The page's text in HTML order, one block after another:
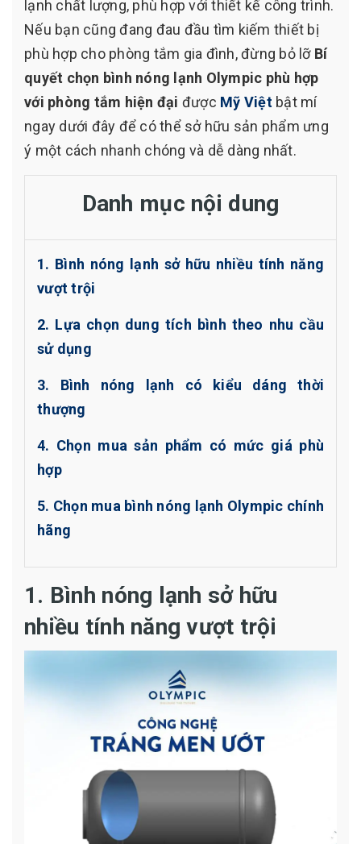
lạnh chất lượng, phù hợp với thiết kế công trình.
Nếu bạn cũng đang đau đầu tìm kiếm thiết bị
phù hợp cho phòng tắm gia đình, đừng bỏ lỡBí
quyết chọn bình nóng lạnh Olympic phù hợp
với phòng tắm hiện đại được Mỹ Việtbật mí
ngay dưới đây để có thể sở hữu sản phẩm ưng
ý một cách nhanh chóng và dễ dàng nhất.
Danh mục nội dung
1. Bình nóng lạnh sở hữu nhiều tính năng
vượt trội
2. Lựa chọn dung tích bình theo nhu cầu
sử dụng
3. Bình nóng lạnh có kiểu dáng thời
thượng
4. Chọn mua sản phẩm có mức giá phù
hợp
5. Chọn mua bình nóng lạnh Olympic chính
hãng
1. Bình nóng lạnh sở hữu
nhiều tính năng vượt trội